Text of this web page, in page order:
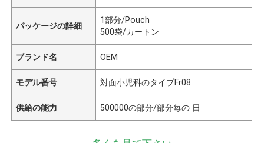
パッケージの詳細
1部分/Pouch
500袋/カートン
ブランド名 OEM
モデル番号 対面小児科のタイプFr08
供給の能力 500000の部分/部分每の 日